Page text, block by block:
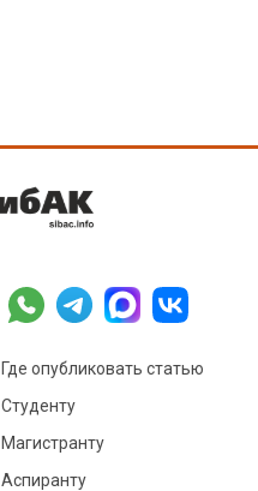
Где опубликовать статью
Студенту
Магистранту
Аспиранту